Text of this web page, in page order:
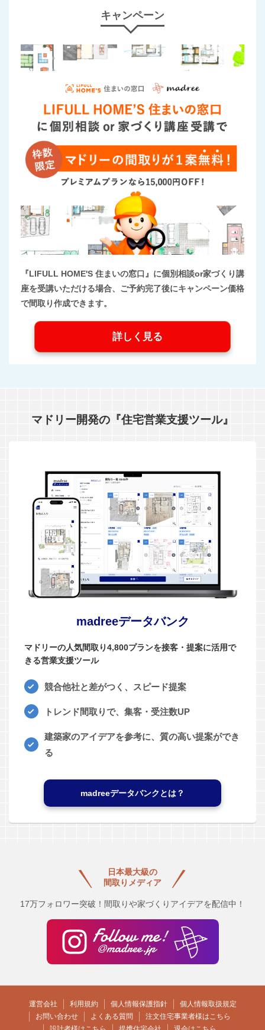
キャンペーン
『LIFULL HOME'S 住まいの窓口』に個別相談or家づくり講
座を受講いただける場合、ご予約完了後にキャンペーン価格
で間取り作成できます。
詳しく見る
マドリー開発の『住宅営業支援ツール』
madreeデータバンク
マドリーの人気間取り4,800プランを接客・提案に活用で
きる営業支援ツール
競合他社と差がつく、スピード提案
トレンド間取りで、集客・受注数UP
建築家のアイデアを参考に、質の高い提案ができ
る
madreeデータバンクとは？
日本最大級の
間取りメディア
17万フォロワー突破！間取りや家づくりアイデアを配信中！
運営会社 利用規約 個人情報保護指針
個人情報取扱規定
お問い合わせ
よくある質問
注文住宅事業者様はこちら